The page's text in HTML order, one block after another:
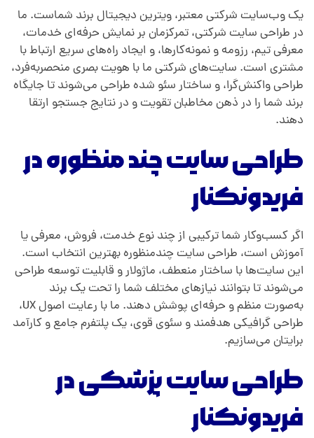
یک وب‌سایت شرکتی معتبر، ویترین دیجیتال برند شماست. ما
در طراحی سایت شرکتی، تمرکزمان بر نمایش حرفه‌ای خدمات،
معرفی تیم، رزومه و نمونه‌کارها، و ایجاد راه‌های سریع ارتباط با
مشتری است. سایت‌های شرکتی ما با هویت بصری منحصربه‌فرد،
طراحی واکنش‌گرا، و ساختار سئو شده طراحی می‌شوند تا جایگاه
برند شما را در ذهن مخاطبان تقویت و در نتایج جستجو ارتقا
دهند.
طراحی سایت چند منظورهدر
فریدونکنار
اگر کسب‌وکار شما ترکیبی از چند نوع خدمت، فروش، معرفی یا
آموزش است، طراحی سایت چندمنظوره بهترین انتخاب است.
این سایت‌ها با ساختار منعطف، ماژولار و قابلیت توسعه طراحی
می‌شوند تا بتوانند نیازهای مختلف شما را تحت یک برند
به‌صورت منظم و حرفه‌ای پوشش دهند. ما با رعایت اصول UX،
طراحی گرافیکی هدفمند و سئوی قوی، یک پلتفرم جامع و کارآمد
برایتان می‌سازیم.
طراحی سایت پزشکی در
فریدونکنار